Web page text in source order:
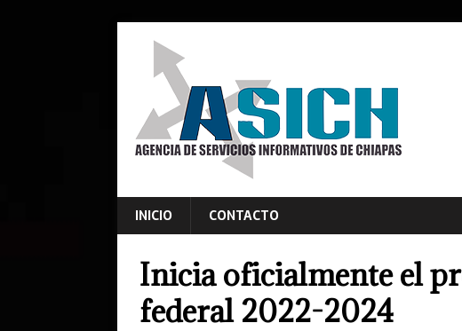
INICIO CONTACTO
Inicia oficialmente el
federal 2022-2024